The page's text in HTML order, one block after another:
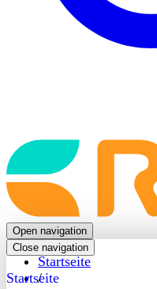
Back
to
frontpage
Open navigation
Close navigation
Startseite
Startseite
/